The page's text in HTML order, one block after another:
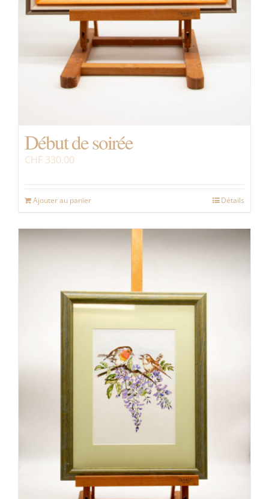
Début de soirée
CHF 330.00
Ajouter au panier Détails